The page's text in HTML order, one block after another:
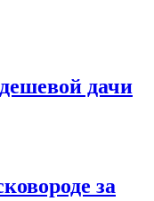
дачи
за